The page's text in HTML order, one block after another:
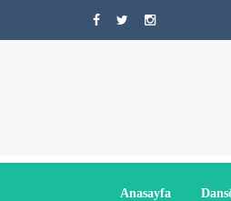
Anasayfa